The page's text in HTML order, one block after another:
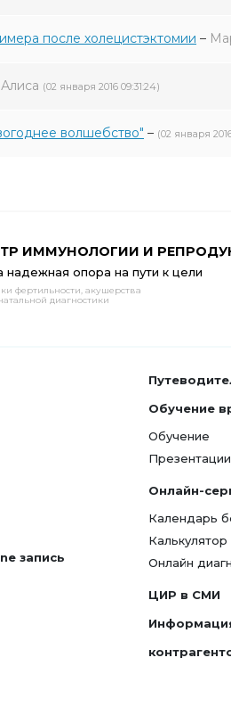
после холецистэктомии –
Алиса (02 января 2016 09:31:24)
волшебство" – (02 января 2016
ИММУНОЛОГИИ И
надежная опора на пути к цели
фертильности, акушерства
диагностики
запись
Обучение
Обучение
Презентации
Онлайн-
Календарь
Калькулятор
Онлайн
ЦИР в СМИ